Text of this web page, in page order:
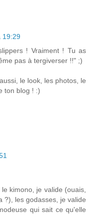
19:29
! Vraiment ! Tu as
pas à tergiverser !!" ;)
le look, les photos, le
ton blog ! :)
kimono, je valide (ouais,
?), les godasses, je valide
qui sait ce qu'elle